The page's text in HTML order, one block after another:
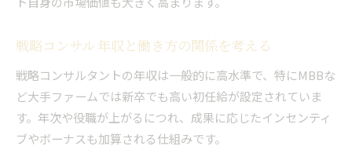
戦略コンサル 年収と働き方の関係を考える
戦略コンサルタントの年収は一般的に高水準で、特にMBBな
ど大手ファームでは新卒でも高い初任給が設定されていま
す。年次や役職が上がるにつれ、成果に応じたインセンティ
ブやボーナスも加算される仕組みです。